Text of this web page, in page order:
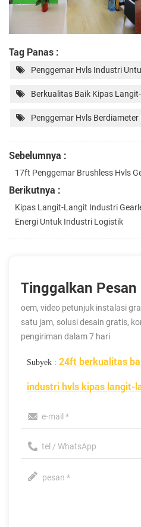
Tag Panas :
Penggemar Hvls Industri
Berkualitas Baik Kipas
Penggemar Hvls
Sebelumnya :
17ft Penggemar Brushless Hvls
Berikutnya :
Kipas Langit-Langit Industri
Energi Untuk Industri Logistik
Tinggalkan Pesan
oem, video petunjuk instalasi
satu jam, solusi desain gratis,
pengiriman dalam 7 hari
Subyek : 24ft berkualitas
industri hvls kipas langit-